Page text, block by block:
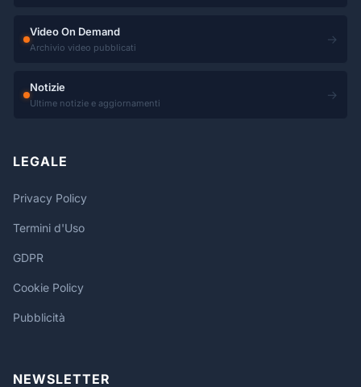
Video On Demand
Archivio video pubblicati
→
Notizie
Ultime notizie e aggiornamenti
→
LEGALE
Privacy Policy
Termini d'Uso
GDPR
Cookie Policy
Pubblicità
NEWSLETTER